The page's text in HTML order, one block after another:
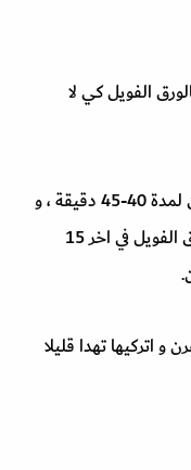
الفويل كي لا
ضعي العجين في الفرن لمدة 40-45 دقيقة ، و
احرصي على ازالة الورق الفويل في اخر 15
.
اتركيها تهدا قليلا